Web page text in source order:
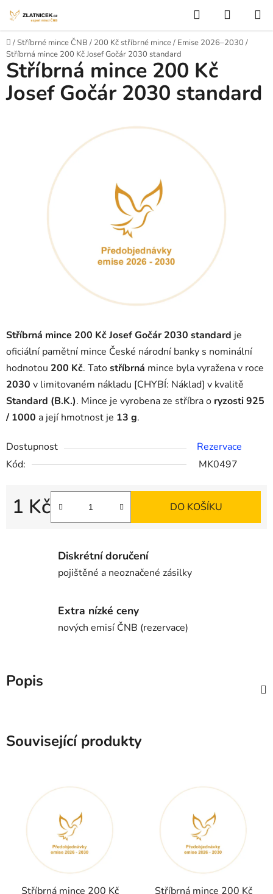
Hledat
Domů
/Stříbrné mince ČNB / 200 Kč stříbrné mince/ Emise 2026–2030 /
Stříbrná mince 200 Kč Josef Gočár 2030 standard
Stříbrná mince 200 Kč Josef Gočár 2030 standard je
oficiální pamětní mince České národní banky s nominální
hodnotou 200 Kč. Tatostříbrná mince byla vyražena v roce
2030 v limitovaném nákladu [CHYBÍ: Náklad] v kvalitě
Standard (B.K.). Mince je vyrobena ze stříbra o ryzosti 925
/ 1000 a její hmotnost je 13 g.
Dostupnost
Rezervace
Kód:
MK0497
1 Kč DO KOŠÍKU
Stříbrná mince 200 Kč
Josef Gočár 2030 standard
Diskrétní doručení
pojištěné a neoznačené zásilky
Extra nízké ceny
nových emisí ČNB (rezervace)
Popis
Související produkty
Stříbrná mince 200 Kč
Stříbrná mince 200 Kč